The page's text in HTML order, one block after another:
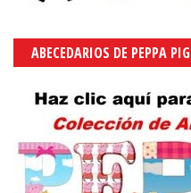
ABECEDARIOS DE PEPPA PIG